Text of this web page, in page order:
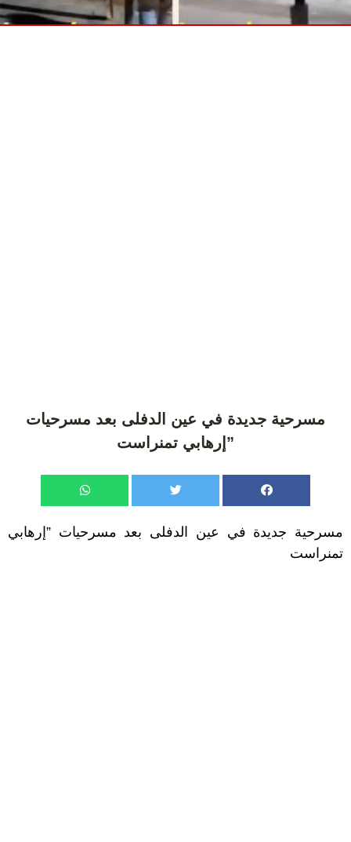
مسرحية جديدة في عين الدفلى بعد مسرحيات
”إرهابي تمنراست
مسرحية جديدة في عين الدفلى بعد مسرحيات ”إرهابي
تمنراست